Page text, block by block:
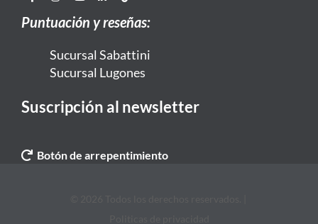
Puntuación y reseñas:
Sucursal Sabattini
Sucursal Lugones
Suscripción al newsletter
Botón de arrepentimiento